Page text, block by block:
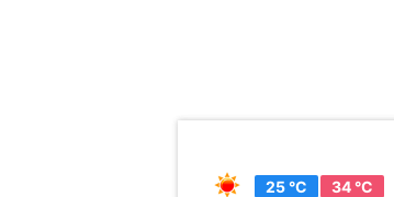
25 °C
34 °C